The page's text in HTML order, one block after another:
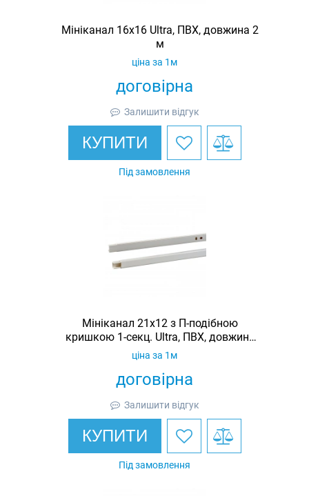
Мініканал 16х16 Ultra, ПВХ, довжина 2
м
договірна
ціна за 1м
Залишити відгук
КУПИТИ
Під замовлення
Мініканал 21x12 з П-подібною
кришкою 1-секц. Ultra, ПВХ, довжина
2 м
договірна
ціна за 1м
Залишити відгук
КУПИТИ
Під замовлення